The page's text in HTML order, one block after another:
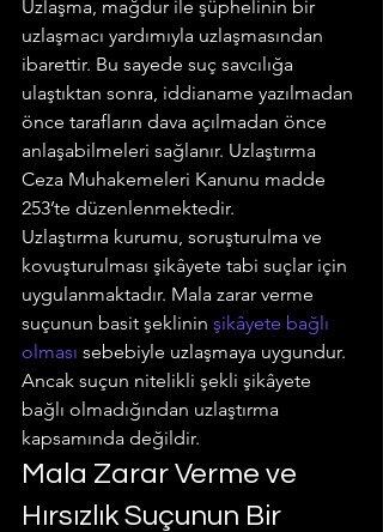
Uzlaşma, mağdur ile şüphelinin bir
uzlaşmacı yardımıyla uzlaşmasından
ibarettir. Bu sayede suç savcılığa
ulaştıktan sonra, iddianame yazılmadan
önce tarafların dava açılmadan önce
anlaşabilmeleri sağlanır. Uzlaştırma
Ceza Muhakemeleri Kanunu madde
253’te düzenlenmektedir.
Uzlaştırma kurumu, soruşturulma ve
kovuşturulması şikâyete tabi suçlar için
uygulanmaktadır. Mala zarar verme
suçunun basit şeklinin şikâyete bağlı
olması sebebiyle uzlaşmaya uygundur.
Ancak suçun nitelikli şekli şikâyete
bağlı olmadığından uzlaştırma
kapsamında değildir.
Mala Zarar Verme ve
Hırsızlık Suçunun Bir